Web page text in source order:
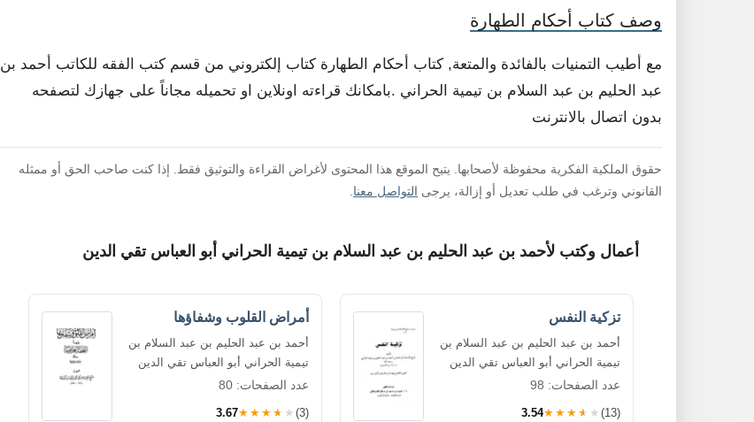
وصف كتاب أحكام الطهارة
مع أطيب التمنيات بالفائدة والمتعة, كتاب أحكام الطهارة كتاب إلكتروني من قسم كتب الفقه للكاتب أحمد بن
عبد الحليم بن عبد السلام بن تيمية الحراني .بامكانك قراءته اونلاين او تحميله مجاناً على جهازك لتصفحه
بدون اتصال بالانترنت
حقوق الملكية الفكرية محفوظة لأصحابها. يتيح الموقع هذا المحتوى لأغراض القراءة والتوثيق فقط. إذا كنت صاحب الحق أو ممثله
القانوني وترغب في طلب تعديل أو إزالة، يرجى التواصل معنا
أعمال وكتب لأحمد بن عبد الحليم بن عبد السلام بن تيمية الحراني أبو العباس تقي الدين
تزكية النفس
أحمد بن عبد الحليم بن عبد السلام بن
تيمية الحراني أبو العباس تقي الدين
عدد الصفحات: 98
3.54★★★★★ (13)
أمراض القلوب وشفاؤها
أحمد بن عبد الحليم بن عبد السلام بن
تيمية الحراني أبو العباس تقي الدين
عدد الصفحات: 80
3.67★★★★★ (3)